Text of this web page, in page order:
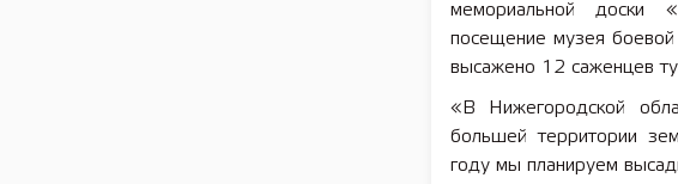
мемориальной доски
посещение музея
высажено 12 саженцев
«В Нижегородской
большей территории
году мы планируем